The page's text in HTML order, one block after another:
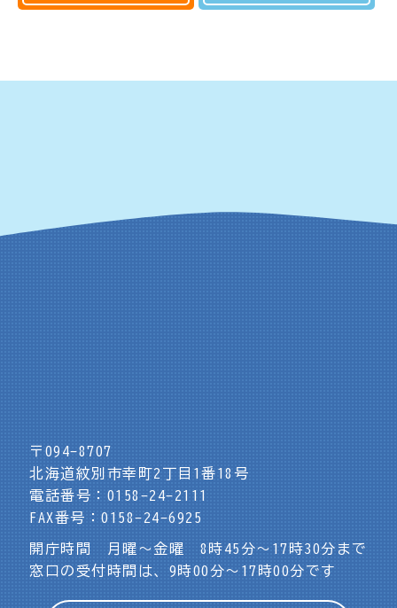
〒094-8707
北海道紋別市幸町2丁目1番18号
電話番号：0158-24-2111
FAX番号：0158-24-6925
開庁時間 月曜～金曜 8時45分～17時30分まで
窓口の受付時間は、9時00分～17時00分です